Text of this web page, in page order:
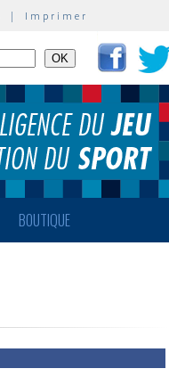
| Imprimer
BOUTIQUE